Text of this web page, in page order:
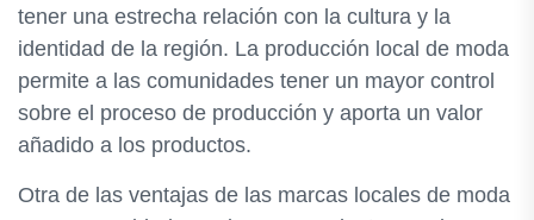
tener una estrecha relación con la cultura y la
identidad de la región. La producción local de moda
permite a las comunidades tener un mayor control
sobre el proceso de producción y aporta un valor
añadido a los productos.
Otra de las ventajas de las marcas locales de moda